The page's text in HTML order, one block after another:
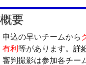
概要
申込の早いチームから
有利 等があります。 詳
審判撮影は参加各チー